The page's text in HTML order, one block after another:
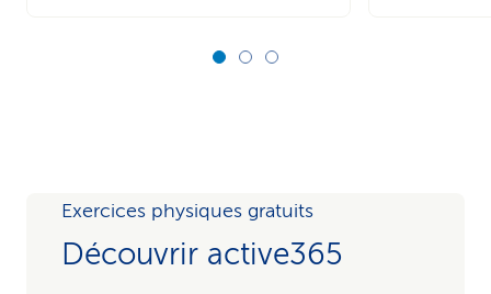
Exercices physiques gratuits
Découvrir active365